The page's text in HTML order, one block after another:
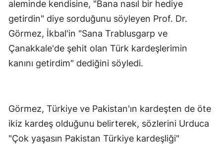
aleminde kendisine, "Bana nasıl bir hediye
getirdin" diye sorduğunu söyleyen Prof. Dr.
Görmez, İkbal'in "Sana Trablusgarp ve
Çanakkale'de şehit olan Türk kardeşlerimin
kanını getirdim" dediğini söyledi.
Görmez, Türkiye ve Pakistan'ın kardeşten de öte
ikiz kardeş olduğunu belirterek, sözlerini Urduca
"Çok yaşasın Pakistan Türkiye kardeşliği"